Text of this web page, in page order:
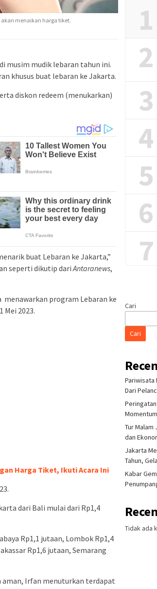
menaikan harga tiket.
musim mudik lebaran tahun ini.
khusus buat lebaran ke Jakarta.
diskon redeem (menukarkan)
buat Lebaran ke Jakarta,”
seperti dikutip dariAntaranews,
menawarkan program Lebaran ke
Mei 2023.
Harga Tiket, Ikuti Acara Ini
dari Bali mulai dari Rp1,4
Rp1,1 jutaan, Lombok Rp1,4
Rp1,6 jutaan, Semarang
aman, Irfan menuturkan terdapat
1
2
3
4
5
6
7
Cari
Cari
Pariwisata
Dari
Tur Malam
dan
Jakarta
Tahun,
Kabar
Tidak ada